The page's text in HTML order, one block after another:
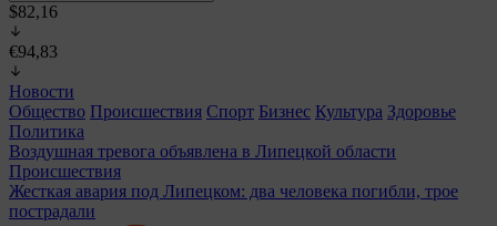
$82,16
€94,83
Новости
Общество Происшествия Спорт Бизнес Культура Здоровье
Политика
Воздушная тревога объявлена в Липецкой области
Происшествия
Жесткая авария под Липецком: два человека погибли, трое
пострадали